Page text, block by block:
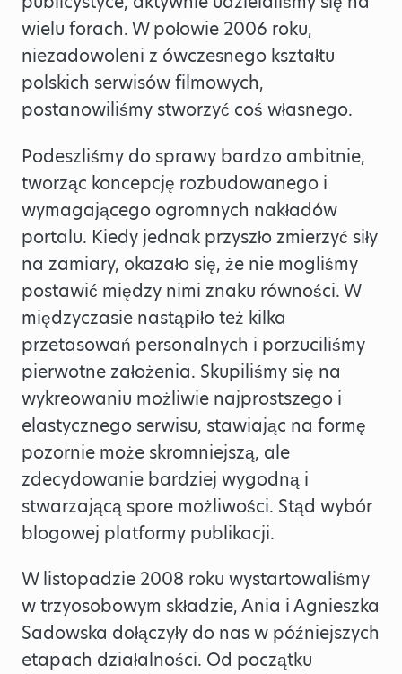
wielu forach. W połowie 2006 roku,
niezadowoleni z ówczesnego kształtu
polskich serwisów filmowych,
postanowiliśmy stworzyć coś własnego.
Podeszliśmy do sprawy bardzo ambitnie,
tworząc koncepcję rozbudowanego i
wymagającego ogromnych nakładów
portalu. Kiedy jednak przyszło zmierzyć siły
na zamiary, okazało się, że nie mogliśmy
postawić między nimi znaku równości. W
międzyczasie nastąpiło też kilka
przetasowań personalnych i porzuciliśmy
pierwotne założenia. Skupiliśmy się na
wykreowaniu możliwie najprostszego i
elastycznego serwisu, stawiając na formę
pozornie może skromniejszą, ale
zdecydowanie bardziej wygodną i
stwarzającą spore możliwości. Stąd wybór
blogowej platformy publikacji.
W listopadzie 2008 roku wystartowaliśmy
w trzyosobowym składzie, Ania i Agnieszka
Sadowska dołączyły do nas w późniejszych
etapach działalności. Od początku